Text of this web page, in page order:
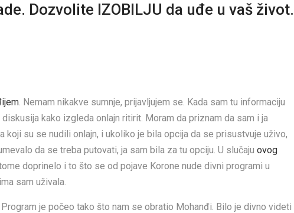
Dozvolite IZOBILJU da uđe u vaš život.
. Nemam nikakve sumnje, prijavljujem se. Kada sam tu informaciju
kako izgleda onlajn ritirit. Moram da priznam da sam i ja
koji su se nudili onlajn, i ukoliko je bila opcija da se prisustvuje uživo,
da se treba putovati, ja sam bila za tu opciju. U slučaju ovog
doprinelo i to što se od pojave Korone nude divni programi u
sam uživala.
je počeo tako što nam se obratio Mohanđi. Bilo je divno videti